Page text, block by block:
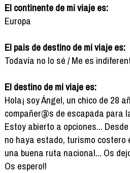
El continente de mi viaje es:
Europa
El pais de destino de mi viaje es:
Todavía no lo sé / Me es
El destino de mi viaje es:
Hola¡ soy Ángel, un chico de 28
compañer@s de escapada para
Estoy abierto a opciones...
no haya estado, turismo costero
una buena ruta nacional... Os
Os espero!!